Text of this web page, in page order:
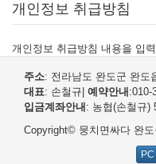
개인정보 취급방침
개인정보 취급방침 내용을 입
주소: 전라남도 완도군 완도
대표: 손철규 예약안내 :010-
입금계좌안내 : 농협(손철규)
Copyright© 뭉치면싸다 완